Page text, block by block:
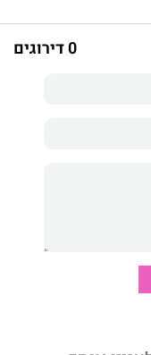
בכל המדינה,
המפתח, ולכן אין
את חיינו הסדירים
מדי? מדוע אין בנמצא
לו מזווית הפה?
מזימות השלטון
בין ההומור
לכולנו.
0 דירוגים